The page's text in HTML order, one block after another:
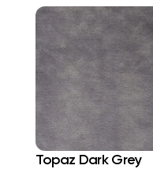
Topaz Dark Grey